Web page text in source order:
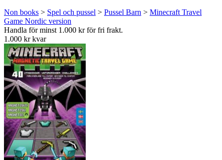
Non books > Spel och pussel > Pussel Barn > Minecraft Travel
Game Nordic version
Handla för minst 1.000 kr för fri frakt.
1.000 kr kvar